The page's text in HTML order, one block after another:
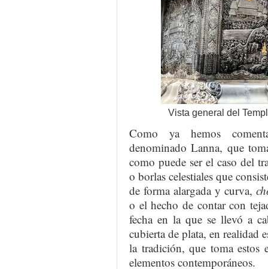
Vista general del
Como ya hemos
denominado Lanna, que
como puede ser el caso del
o borlas celestiales que
de forma alargada y curva,
o el hecho de contar con
fecha en la que se llevó a
cubierta de plata, en realidad
la tradición, que toma estos
elementos contemporáneos.